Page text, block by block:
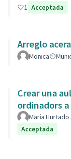
1 Acceptada
Arreglo
Monica
Crear una
ordinadors a
María Hurtado
Acceptada